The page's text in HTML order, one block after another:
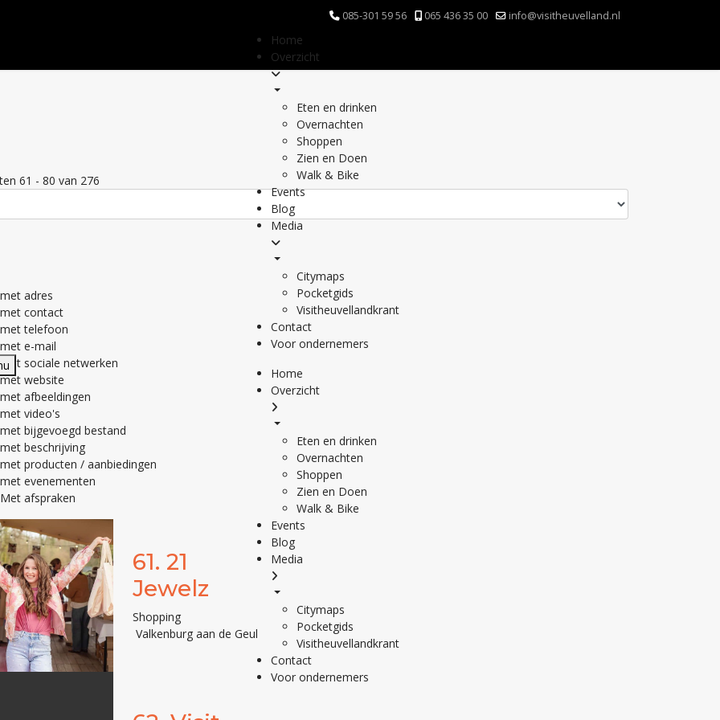
085-301 59 56 065 436 35 00 info@visitheuvelland.nl
Home
Overzicht
Eten en drinken
Overnachten
Shoppen
Zien en Doen
Walk & Bike
Events
Blog
Media
Citymaps
Pocketgids
Visitheuvellandkrant
Contact
Voor ondernemers
Home
Overzicht
Eten en drinken
Overnachten
Shoppen
Zien en Doen
Walk & Bike
Events
Blog
Media
Citymaps
Pocketgids
Visitheuvellandkrant
Contact
Voor ondernemers
61 - 80 van 276
met adres
met contact
met telefoon
met e-mail
met sociale netwerken
met website
met afbeeldingen
met video's
met bijgevoegd bestand
met beschrijving
met producten / aanbiedingen
met evenementen
Met afspraken
61. 21
Jewelz
Shopping
Valkenburg aan de Geul